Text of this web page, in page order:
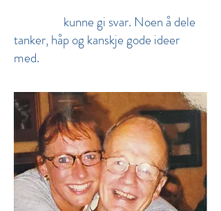
kunne gi svar. Noen å dele
tanker, håp og kanskje gode ideer
med.